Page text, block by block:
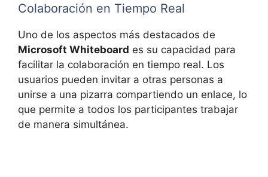
Colaboración en Tiempo Real
Uno de los aspectos más destacados de
Microsoft Whiteboard es su capacidad para
facilitar la colaboración en tiempo real. Los
usuarios pueden invitar a otras personas a
unirse a una pizarra compartiendo un enlace, lo
que permite a todos los participantes trabajar
de manera simultánea.